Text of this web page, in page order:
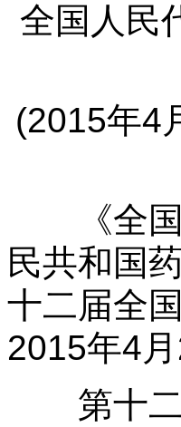
全国人民
(2015年4
《全国
民共和国
十二届全
2015年4
第十二